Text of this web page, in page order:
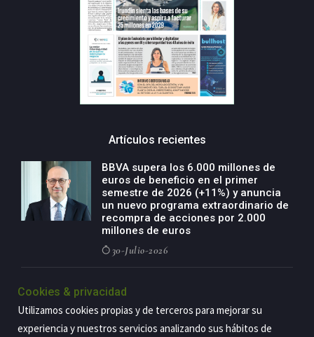
Artículos recientes
BBVA supera los 6.000 millones de
euros de beneficio en el primer
semestre de 2026 (+11%) y anuncia
un nuevo programa extraordinario de
recompra de acciones por 2.000
millones de euros
30-Julio-2026
BBVA acelera el crecimiento de su
negocio agro con un modelo global
de especialización presente en siete
Cookies & privacidad
Utilizamos cookies propias y de terceros para mejorar su
experiencia y nuestros servicios analizando sus hábitos de